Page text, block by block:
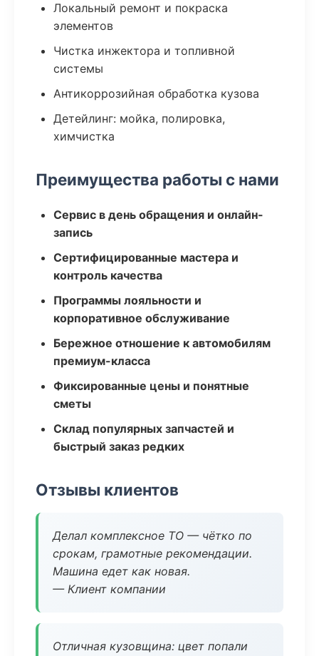
Локальный ремонт и покраска
элементов
Чистка инжектора и топливной
системы
Антикоррозийная обработка кузова
Детейлинг: мойка, полировка,
химчистка
Преимущества работы с нами
Сервис в день обращения и онлайн-
запись
Сертифицированные мастера и
контроль качества
Программы лояльности и
корпоративное обслуживание
Бережное отношение к автомобилям
премиум-класса
Фиксированные цены и понятные
сметы
Склад популярных запчастей и
быстрый заказ редких
Отзывы клиентов
Делал комплексное ТО — чётко по
срокам, грамотные рекомендации.
Машина едет как новая.
— Клиент компании
Отличная кузовщина: цвет попали